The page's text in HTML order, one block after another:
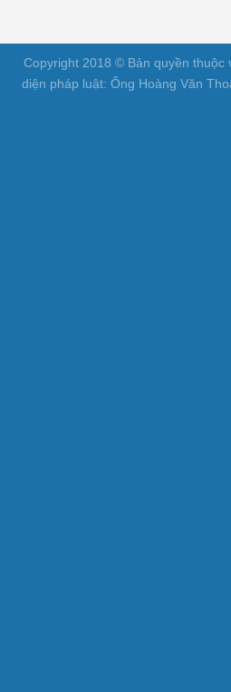
Copyright 2018 © Bản quyền thuộc
diện pháp luật: Ông Hoàng Văn